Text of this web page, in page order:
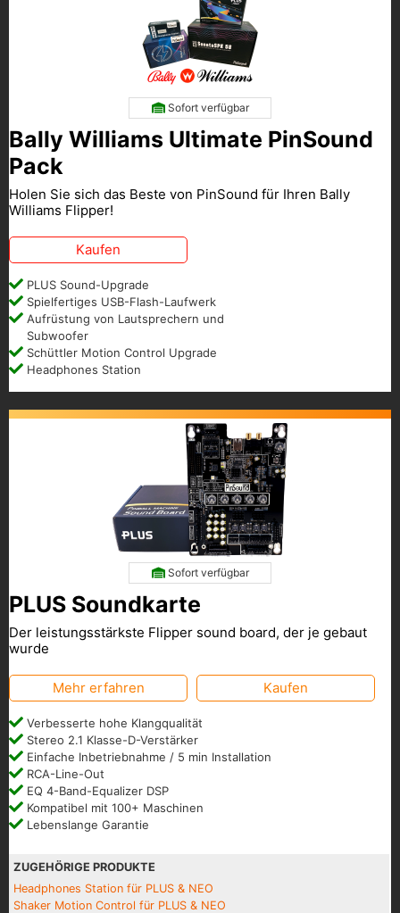
Sofort verfügbar
Bally Williams Ultimate PinSound
Pack
Holen Sie sich das Beste von PinSound für Ihren Bally
Williams Flipper!
Kaufen
PLUS Sound-Upgrade
Spielfertiges USB-Flash-Laufwerk
Aufrüstung von Lautsprechern und
Subwoofer
Schüttler Motion Control Upgrade
Headphones Station
Sofort verfügbar
PLUS Soundkarte
Der leistungsstärkste Flipper sound board, der je gebaut
wurde
Mehr erfahren Kaufen
Verbesserte hohe Klangqualität
Stereo 2.1 Klasse-D-Verstärker
Einfache Inbetriebnahme / 5 min Installation
RCA-Line-Out
EQ 4-Band-Equalizer DSP
Kompatibel mit 100+ Maschinen
Lebenslange Garantie
ZUGEHÖRIGE PRODUKTE
Headphones Station für PLUS & NEO
Shaker Motion Control für PLUS & NEO